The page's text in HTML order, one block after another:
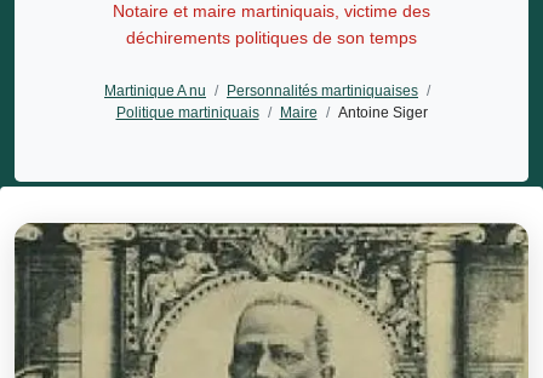
Notaire et maire martiniquais, victime des
déchirements politiques de son temps
Martinique A nu / Personnalités martiniquaises /
Politique martiniquais / Maire / Antoine Siger